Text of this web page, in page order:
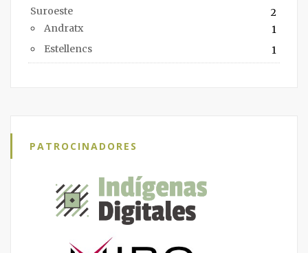
Suroeste
2
Andratx
1
Estellencs
1
PATROCINADORES